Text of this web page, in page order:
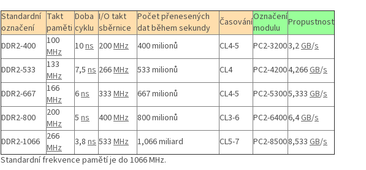
Standardní
označení
Takt
paměti
Doba
cyklu
I/O takt
sběrnice
Počet přenesených
dat během sekundy
ČasováníOznačení
modulu
Propustnost
DDR2-400
100
MHz
10ns 200MHz 400 milionů CL4-5 PC2-32003,2GB/s
DDR2-533
133
MHz
7,5 ns 266MHz 533 milionů CL4 PC2-42004,266GB/s
DDR2-667
166
MHz
6ns 333 MHz 667 milionů CL4-5 PC2-53005,333 GB/s
DDR2-800
200
MHz
5 ns 400MHz 800 milionů CL3-6 PC2-64006,4GB/s
DDR2-1066 266
MHz
3,8 ns 533 MHz 1,066 miliard CL5-7 PC2-85008,533 GB/s
Standardní frekvence pamětí je do 1066 MHz.